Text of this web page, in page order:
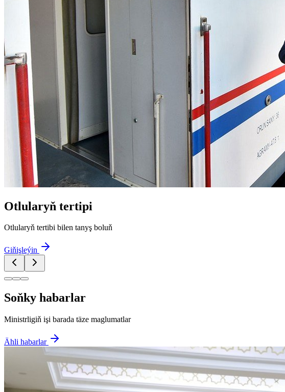
Otlularyň tertipi
Otlularyň tertibi bilen tanyş boluň
Giňişleýin
Soňky habarlar
Ministrligiň işi barada täze maglumatlar
Ähli habarlar